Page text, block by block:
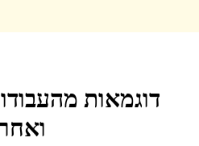
דוגמאות